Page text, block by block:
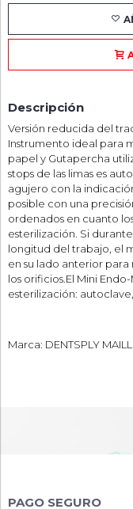
Descripción
Versión reducida del
Instrumento ideal para
papel y Gutapercha
stops de las limas es
agujero con la
posible con una
ordenados en cuanto
esterilización. Si
longitud del trabajo, el
en su lado anterior
los orificios.El Mini
esterilización:
Marca: DENTSPLY
PAGO SEGURO